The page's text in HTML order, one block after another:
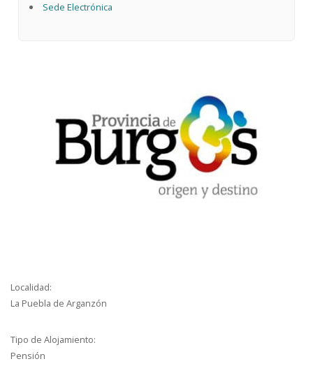
Sede Electrónica
Localidad:
La Puebla de Arganzón
Tipo de Alojamiento:
Pensión